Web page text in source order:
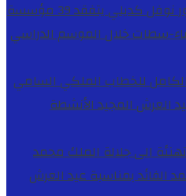
الدكتور نوفل كديلي يتفقد 39 مؤسسة
سطات خلال الموسم الدراسي
للخطاب الملكي السامي
الأنشطة
الى جلالة الملك محمد
الفائد بمناسبة عيد العرش